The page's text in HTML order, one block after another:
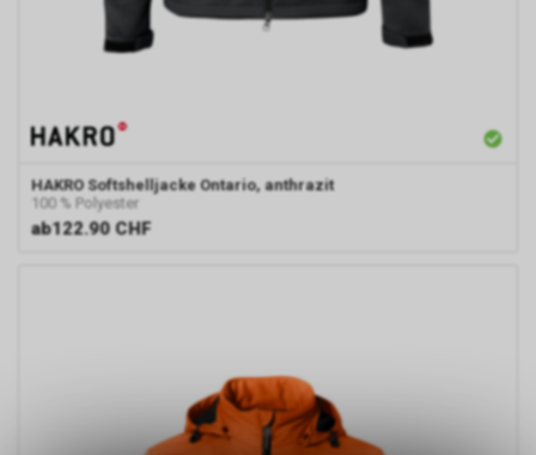
HAKRO Softshelljacke Ontario, anthrazit
100 % Polyester
ab122.90 CHF